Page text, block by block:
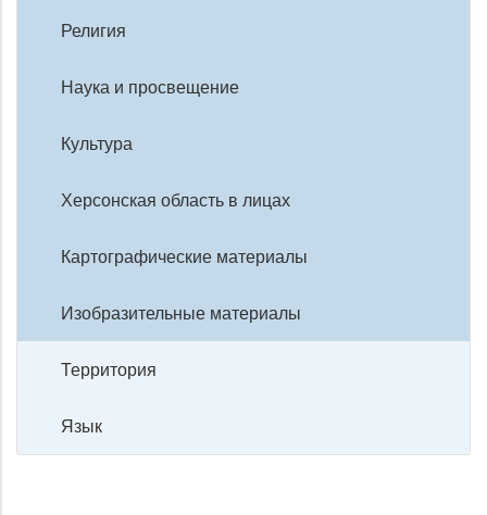
Религия
Наука и просвещение
Культура
Херсонская область в лицах
Картографические материалы
Изобразительные материалы
Территория
Язык